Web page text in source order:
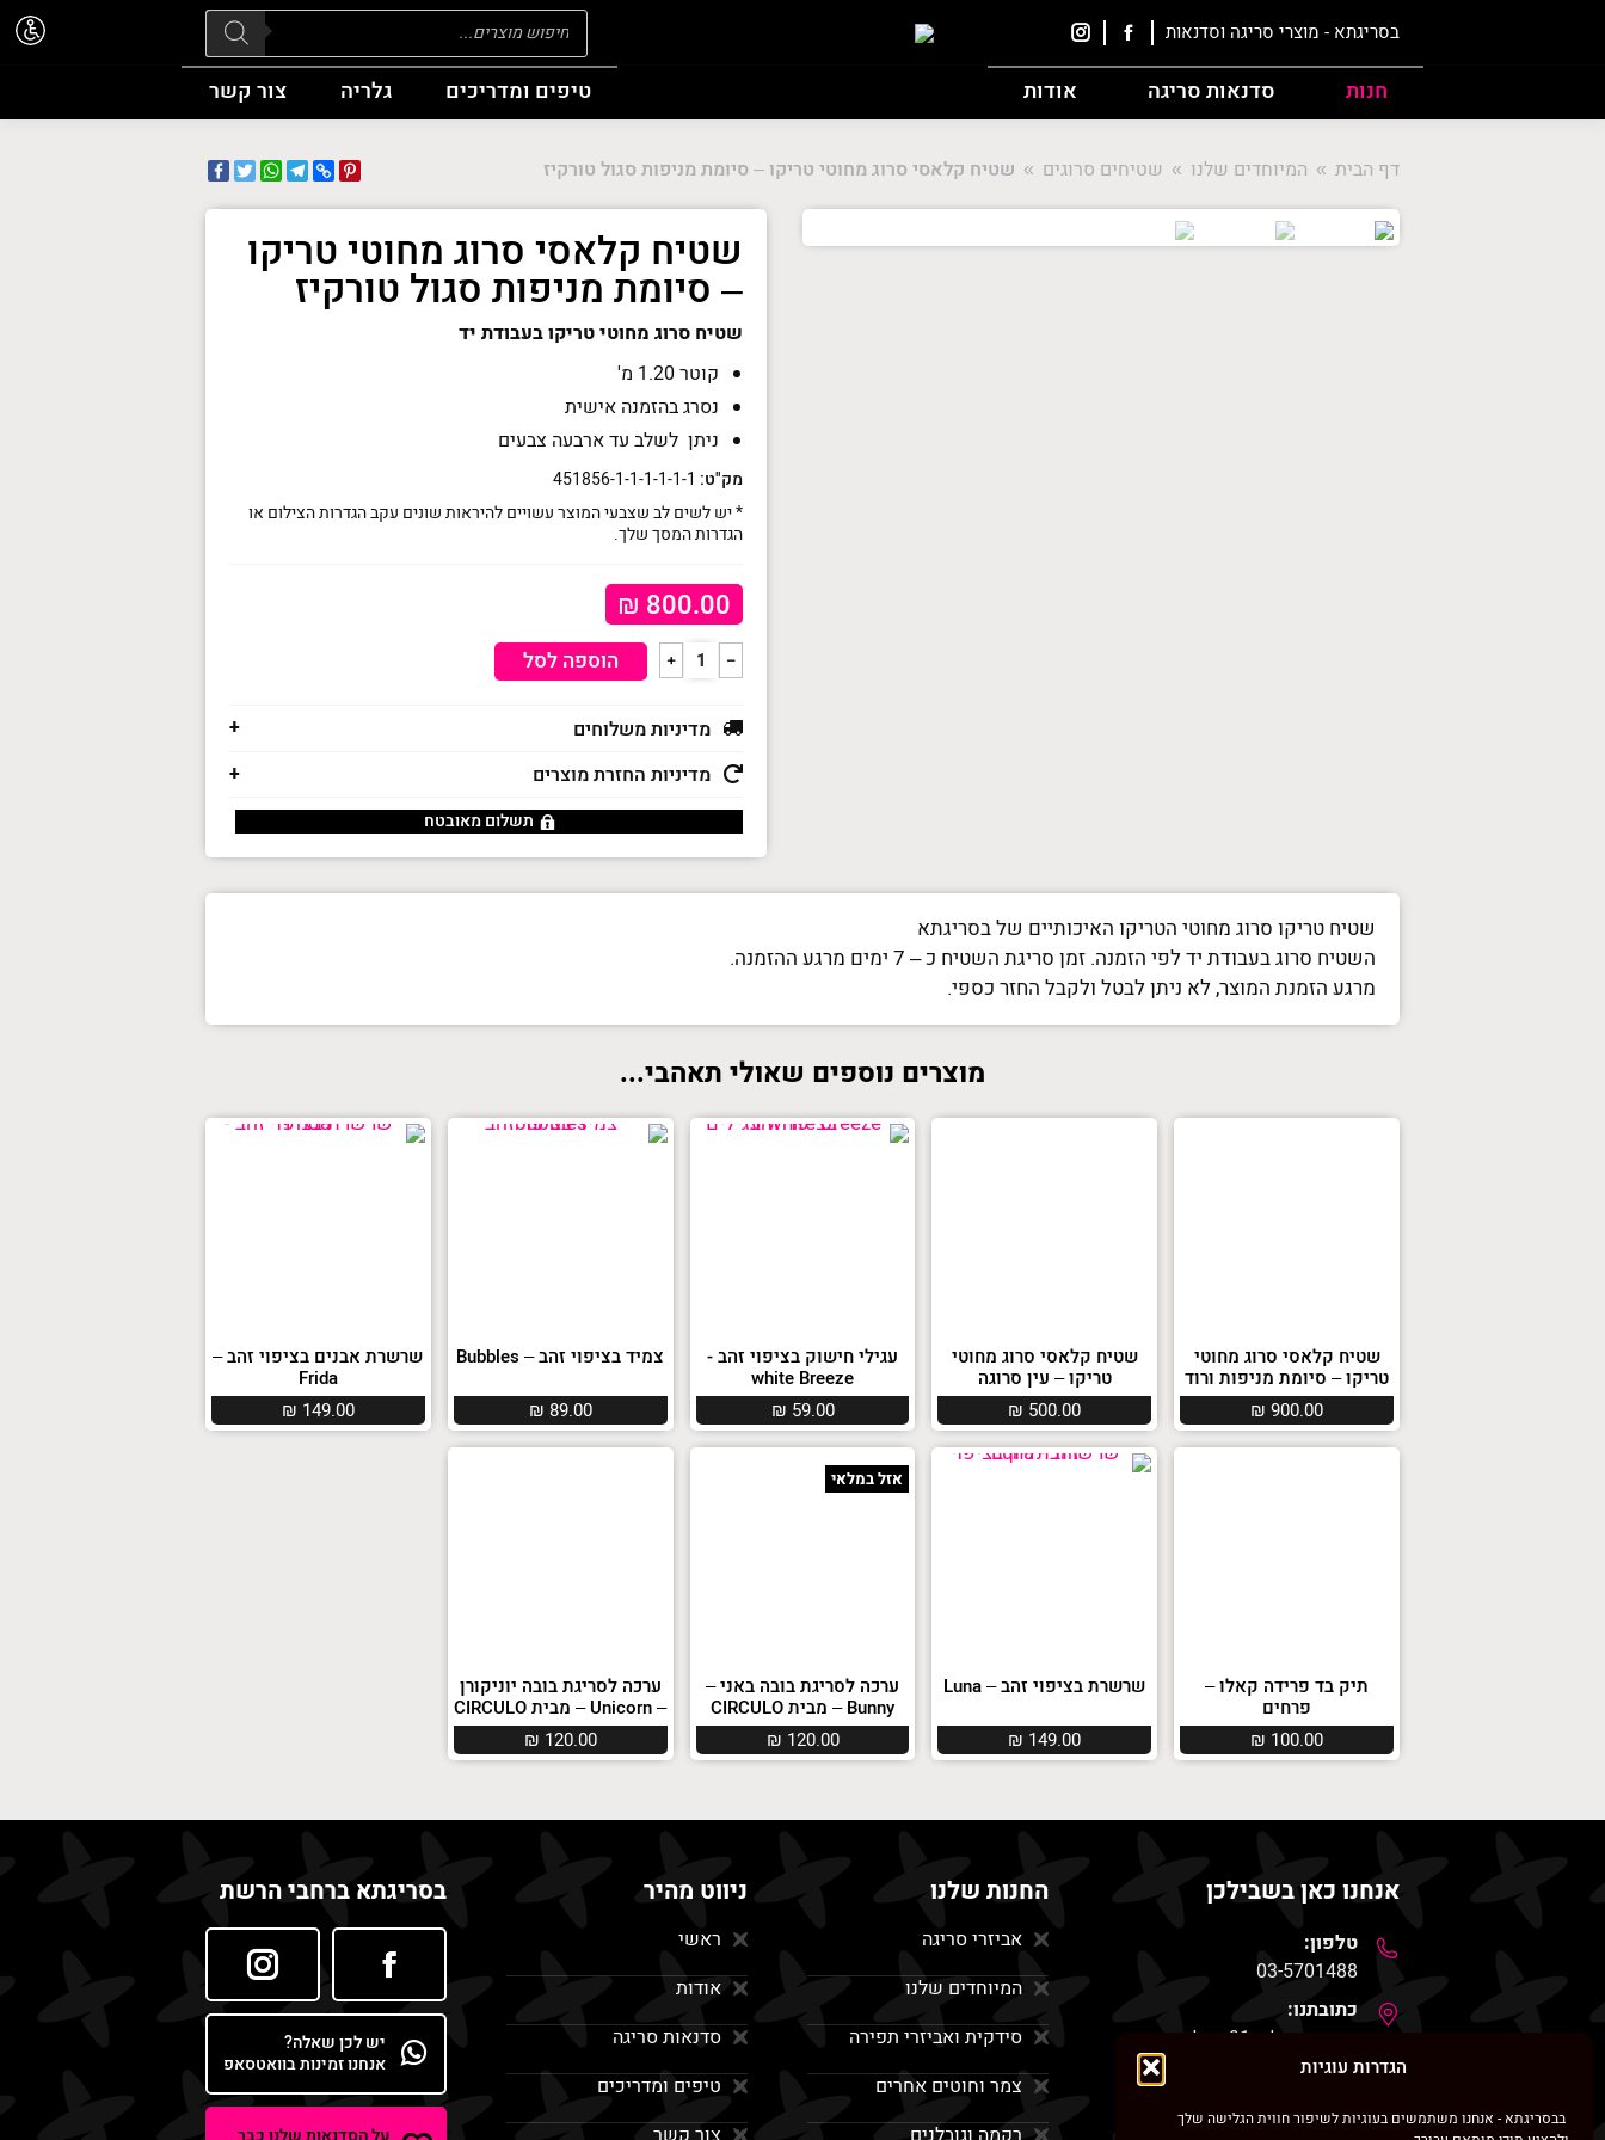
הגדרות עוגיות
בבסריגתא - אנחנו משתמשים בעוגיות לשיפור חווית הגלישה שלך
בסריגתא - מוצרי סריגה וסדנאות
Products
search
חנות סדנאות סריגה אודות טיפים ומדריכים גלריה צור קשר
You are here: דף הבית המיוחדים שלנו שטיחים סרוגים שטיח קלאסי סרוג מחוטי טריקו – סיומת מניפות סגול טורקיז FacebookTwitter
WhatsApp
TelegramCopy
Link
Pinterest
שטיח קלאסי סרוג מחוטי טריקו
– סיומת מניפות סגול טורקיז
שטיח סרוג מחוטי טריקו בעבודת יד
קוטר 1.20 מ'
נסרג בהזמנה אישית
ניתן לשלב עד ארבעה צבעים
מק"ט:
* יש לשים לב שצבעי המוצר עשויים להיראות שונים עקב הגדרות הצילום או
הגדרות המסך שלך.
₪ 800.00
כמות
שטיח
קלאסי
סרוג
מחוטי
טריקו
-
מניפות
טורקיז
﹣
﹢ הוספה לסל
מדיניות משלוחים
מדיניות החזרת מוצרים
תשלום מאובטח
שטיח טריקו סרוג מחוטי הטריקו האיכותיים של בסריגתא
השטיח סרוג בעבודת יד לפי הזמנה. זמן סריגת השטיח כ – 7 ימים מרגע ההזמנה.
מרגע הזמנת המוצר, לא ניתן לבטל ולקבל החזר כספי.
מוצרים נוספים שאולי תאהבי...
שטיח קלאסי סרוג מחוטי
טריקו – סיומת מניפות ורוד
₪ 900.00
שטיח קלאסי סרוג מחוטי
טריקו – עין סרוגה
₪ 500.00
עגילי חישוק בציפוי זהב -
white Breeze
₪ 59.00
צמיד בציפוי זהב – Bubbles
₪ 89.00
שרשרת אבנים בציפוי זהב –
Frida
₪ 149.00
תיק בד פרידה קאלו –
פרחים
₪ 100.00
שרשרת בציפוי זהב – Luna
₪ 149.00
אזל במלאי
ערכה לסריגת בובה באני –
Bunny – מבית CIRCULO
₪ 120.00
ערכה לסריגת בובה יוניקורן
– Unicorn – מבית CIRCULO
₪ 120.00
אנחנו כאן בשבילכן
טלפון:
03-5701488
כתובתנו:
רחוב סוקולוב 91, חולון
דואר אלקטרוני
החנות שלנו
אביזרי סריגה
המיוחדים שלנו
סידקית ואביזרי תפירה
צמר וחוטים אחרים
ניווט מהיר
ראשי
אודות
סדנאות סריגה
טיפים ומדריכים
בסריגתא ברחבי הרשת
יש לכן שאלה?
אנחנו זמינות בוואטסאפ